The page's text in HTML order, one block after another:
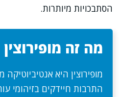
הסתבכויות מיותרות.
מה זה מופירוצין
מופירוצין היא
התרבות חיידקים בזיהומי